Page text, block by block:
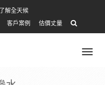
解全天候
客戶案例 估價丈量